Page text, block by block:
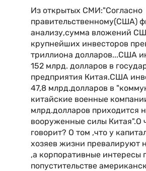
Из открытых СМИ:"Согласно
правительственному(США)
анализу,сумма вложений
крупнейших инвесторов
триллиона долларов...США
152 млрд. долларов в
предприятия Китая.США
47,8 млрд.долларов в
китайские военные
млрд.долларов приходится
вооруженные силы Китая".О
говорит? О том ,что у
хозяев жизни превалируют
,а корпоративные интересы
попустительстве